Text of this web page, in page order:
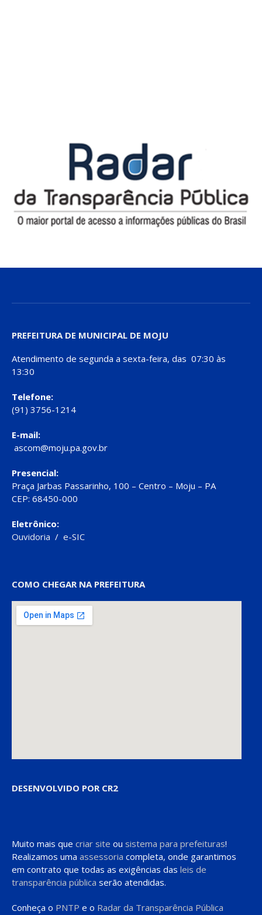
PREFEITURA DE MUNICIPAL DE MOJU
Atendimento de segunda a sexta-feira, das 07:30 às
13:30
Telefone:
(91) 3756-1214
E-mail:
ascom@moju.pa.gov.br
Presencial:
Praça Jarbas Passarinho, 100 – Centro – Moju – PA
CEP: 68450-000
Eletrônico:
Ouvidoria / e-SIC
COMO CHEGAR NA PREFEITURA
DESENVOLVIDO POR CR2
Muito mais que criar site ou sistema para prefeituras!
Realizamos uma assessoria completa, onde garantimos
em contrato que todas as exigências das leis de
transparência pública serão atendidas.
Conheça o PNTP e o Radar da Transparência Pública